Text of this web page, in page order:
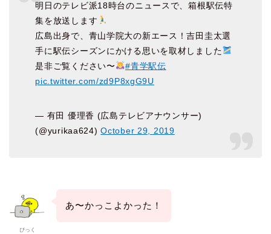
明日のテレビ派18時台のニュースで、箱根駅伝特
集を放送します
広島出身で、青山学院大の新エース！吉田圭太選
手に駅伝シーズンにかける思いを取材しました
是非ご覧ください〜
#青学駅伝
pic.twitter.com/zd9P8xgG9U
— 有田 優理香 (広島テレビアナウンサー)
(@yurikaa624)October 29, 2019
ぴっく
あ〜かっこよかった！